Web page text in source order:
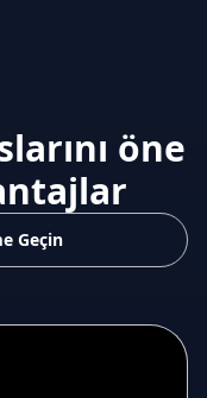
öne
Geçin